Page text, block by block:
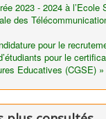
2023 - 2024 à l’Ecole
des
pour le
pour le
Educatives (CGSE) »